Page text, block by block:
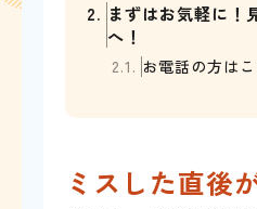
2. まずはお気軽に！
へ！
2.1. お電話の方は
ミスした直後